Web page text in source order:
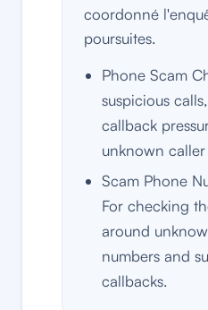
coordonné
poursuites.
Phone Scam
suspicious
callback
unknown
Scam Phone
For checking
around
numbers and
callbacks.